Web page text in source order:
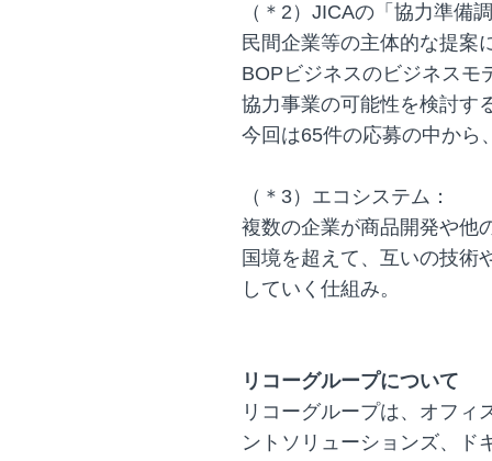
（＊2）JICAの「協力準備
民間企業等の主体的な提案
BOPビジネスのビジネスモ
協力事業の可能性を検討す
今回は65件の応募の中から
（＊3）エコシステム：
複数の企業が商品開発や他
国境を超えて、互いの技術
していく仕組み。
リコーグループについて
リコーグループは、オフィ
ントソリューションズ、ド